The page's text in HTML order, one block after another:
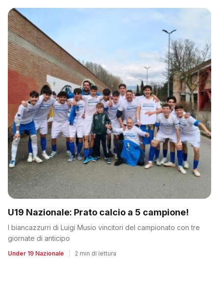
U19 Nazionale: Prato calcio a 5 campione!
I biancazzurri di Luigi Musio vincitori del campionato con tre
giornate di anticipo
Under 19 Nazionale 2 min di lettura